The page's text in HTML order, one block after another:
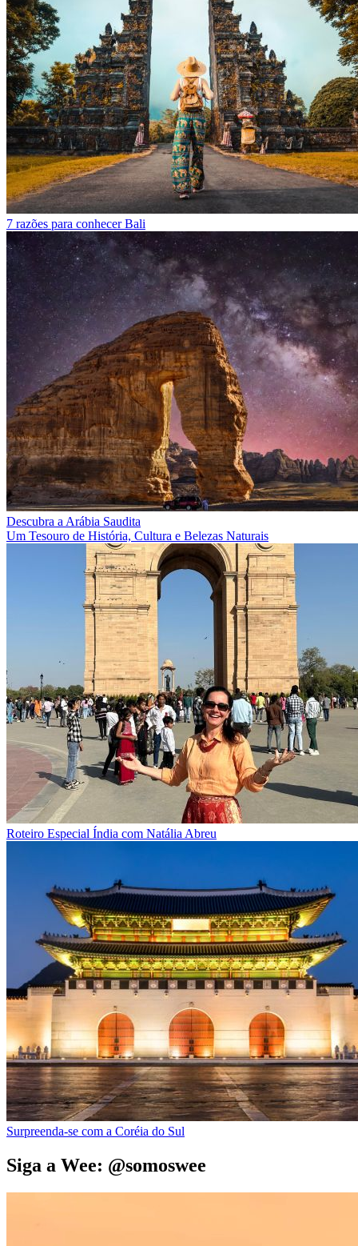
7 razões para conhecer Bali
Descubra a Arábia Saudita
Um Tesouro de História, Cultura e Belezas Naturais
Roteiro Especial Índia com Natália Abreu
Surpreenda-se com a Coréia do Sul
Siga a Wee: @somoswee